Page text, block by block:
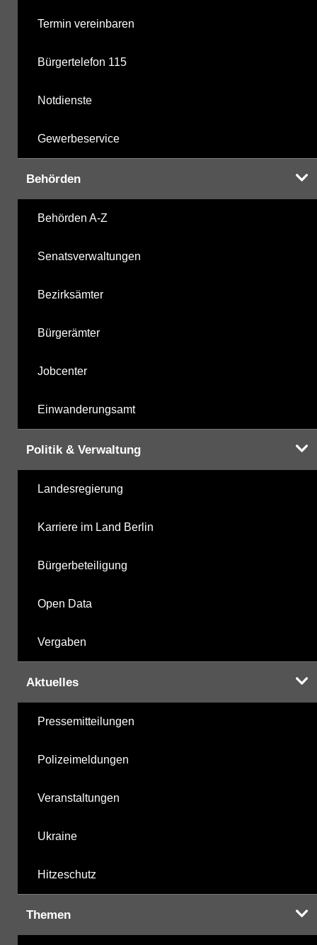
Termin vereinbaren
Bürgertelefon 115
Notdienste
Gewerbeservice
Behörden
Behörden A-Z
Senatsverwaltungen
Bezirksämter
Bürgerämter
Jobcenter
Einwanderungsamt
Politik & Verwaltung
Landesregierung
Karriere im Land Berlin
Bürgerbeteiligung
Open Data
Vergaben
Aktuelles
Pressemitteilungen
Polizeimeldungen
Veranstaltungen
Ukraine
Hitzeschutz
Themen